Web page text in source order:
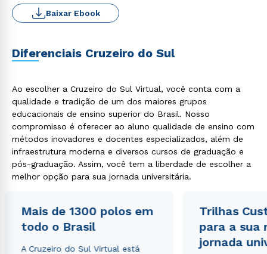
Baixar Ebook
Diferenciais Cruzeiro do Sul
Ao escolher a Cruzeiro do Sul Virtual, você conta com a
qualidade e tradição de um dos maiores grupos
educacionais de ensino superior do Brasil. Nosso
compromisso é oferecer ao aluno qualidade de ensino com
métodos inovadores e docentes especializados, além de
infraestrutura moderna e diversos cursos de graduação e
pós-graduação. Assim, você tem a liberdade de escolher a
melhor opção para sua jornada universitária.
Mais de 1300 polos em
todo o Brasil
A Cruzeiro do Sul Virtual está
Trilhas
para a sua
jornada